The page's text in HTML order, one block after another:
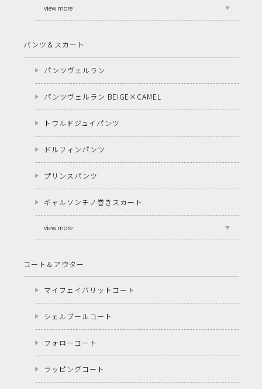
view more
パンツ＆スカート
パンツヴェルラン
パンツヴェルラン BEIGE×CAMEL
トワルドジュイパンツ
ドルフィンパンツ
プリンスパンツ
ギャルソンチノ巻きスカート
view more
コート＆アウター
マイフェイバリットコート
シェルブールコート
フォローコート
ラッピングコート